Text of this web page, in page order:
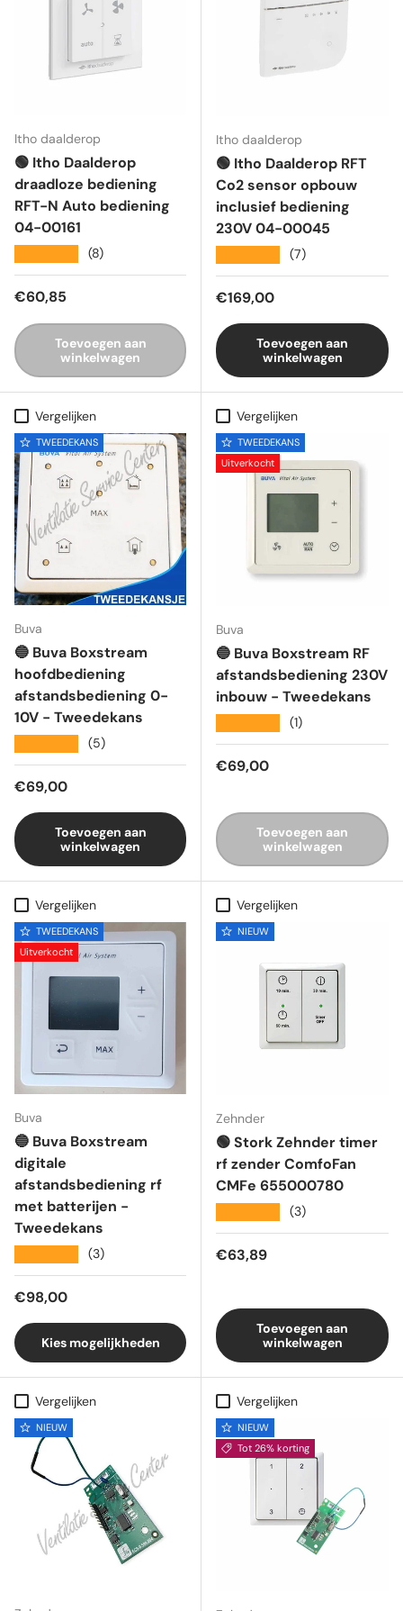
Itho daalderop
🟢 Itho Daalderop
draadloze bediening
RFT-N Auto bediening
04-00161
(8)
Reguliere prijs
€60,85
Toevoegen aan
winkelwagen
Itho daalderop
🟢 Itho Daalderop RFT
Co2 sensor opbouw
inclusief bediening
230V 04-00045
(7)
Reguliere prijs
€169,00
Toevoegen aan
winkelwagen
Vergelijken
TWEEDEKANS
Buva
🔵 Buva Boxstream
hoofdbediening
afstandsbediening 0-
10V - Tweedekans
(5)
Reguliere prijs
€69,00
Toevoegen aan
winkelwagen
Vergelijken
TWEEDEKANS
Uitverkocht
Buva
🔵 Buva Boxstream RF
afstandsbediening 230V
inbouw - Tweedekans
(1)
Reguliere prijs
€69,00
Toevoegen aan
winkelwagen
Vergelijken
TWEEDEKANS
Uitverkocht
Buva
🔵 Buva Boxstream
digitale
afstandsbediening rf
met batterijen -
Tweedekans
(3)
Reguliere prijs
€98,00
Kies mogelijkheden
Vergelijken
NIEUW
Zehnder
🟢 Stork Zehnder timer
rf zender ComfoFan
CMFe 655000780
(3)
Reguliere prijs
€63,89
Toevoegen aan
winkelwagen
Vergelijken
NIEUW
Vergelijken
NIEUW
Tot 26% korting